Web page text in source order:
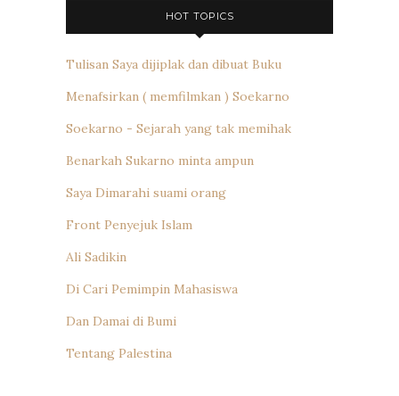
HOT TOPICS
Tulisan Saya dijiplak dan dibuat Buku
Menafsirkan ( memfilmkan ) Soekarno
Soekarno - Sejarah yang tak memihak
Benarkah Sukarno minta ampun
Saya Dimarahi suami orang
Front Penyejuk Islam
Ali Sadikin
Di Cari Pemimpin Mahasiswa
Dan Damai di Bumi
Tentang Palestina